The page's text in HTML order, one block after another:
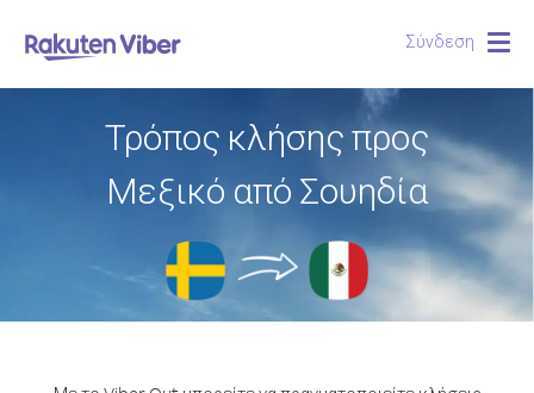
Σύνδεση
Τρόπος κλήσης προς
Μεξικό από Σουηδία